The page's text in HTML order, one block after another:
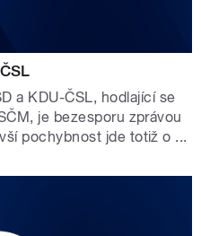
a KDU-ČSL, hodlající se
je bezesporu zprávou
pochybnost jde totiž o ...